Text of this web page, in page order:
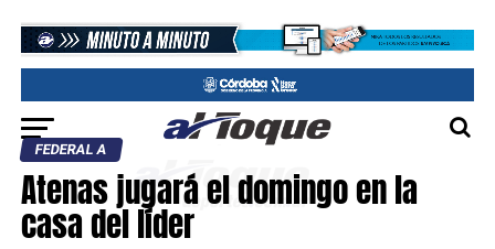
FEDERAL A
Atenas jugará el domingo en la
casa del líder